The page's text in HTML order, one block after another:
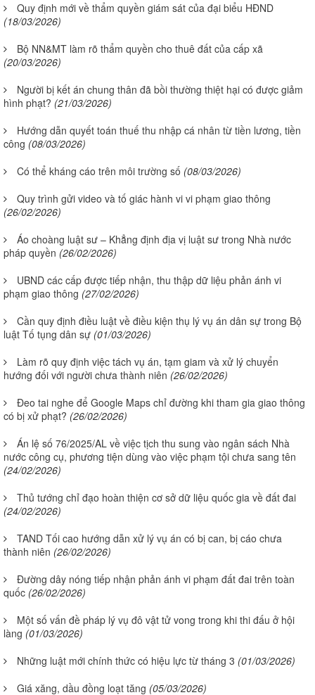
Quy định mới về thẩm quyền giám sát của đại biểu HĐND
(18/03/2026)
Bộ NN&MT làm rõ thẩm quyền cho thuê đất của cấp xã
(20/03/2026)
Người bị kết án chung thân đã bồi thường thiệt hại có được giảm
hình phạt? (21/03/2026)
Hướng dẫn quyết toán thuế thu nhập cá nhân từ tiền lương, tiền
công (08/03/2026)
Có thể kháng cáo trên môi trường số (08/03/2026)
Quy trình gửi video và tố giác hành vi vi phạm giao thông
(26/02/2026)
Áo choàng luật sư – Khẳng định địa vị luật sư trong Nhà nước
pháp quyền (26/02/2026)
UBND các cấp được tiếp nhận, thu thập dữ liệu phản ánh vi
phạm giao thông (27/02/2026)
Cần quy định điều luật về điều kiện thụ lý vụ án dân sự trong Bộ
luật Tố tụng dân sự (01/03/2026)
Làm rõ quy định việc tách vụ án, tạm giam và xử lý chuyển
hướng đối với người chưa thành niên (26/02/2026)
Đeo tai nghe để Google Maps chỉ đường khi tham gia giao thông
có bị xử phạt? (26/02/2026)
Án lệ số 76/2025/AL về việc tịch thu sung vào ngân sách Nhà
nước công cụ, phương tiện dùng vào việc phạm tội chưa sang tên
(24/02/2026)
Thủ tướng chỉ đạo hoàn thiện cơ sở dữ liệu quốc gia về đất đai
(24/02/2026)
TAND Tối cao hướng dẫn xử lý vụ án có bị can, bị cáo chưa
thành niên (26/02/2026)
Đường dây nóng tiếp nhận phản ánh vi phạm đất đai trên toàn
quốc (26/02/2026)
Một số vấn đề pháp lý vụ đô vật tử vong trong khi thi đấu ở hội
làng (01/03/2026)
Những luật mới chính thức có hiệu lực từ tháng 3 (01/03/2026)
Giá xăng, dầu đồng loạt tăng (05/03/2026)